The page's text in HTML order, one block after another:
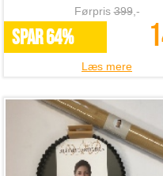
Førpris399,-
SPAR 64%
Læs mere